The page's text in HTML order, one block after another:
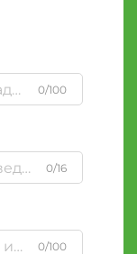
0/100
0/16
0/100